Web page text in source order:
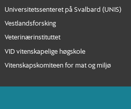
Universitetssenteret på Svalbard (UNIS)
Vestlandsforsking
Veterinærinstituttet
VID vitenskapelige høgskole
Vitenskapskomiteen for mat og miljø